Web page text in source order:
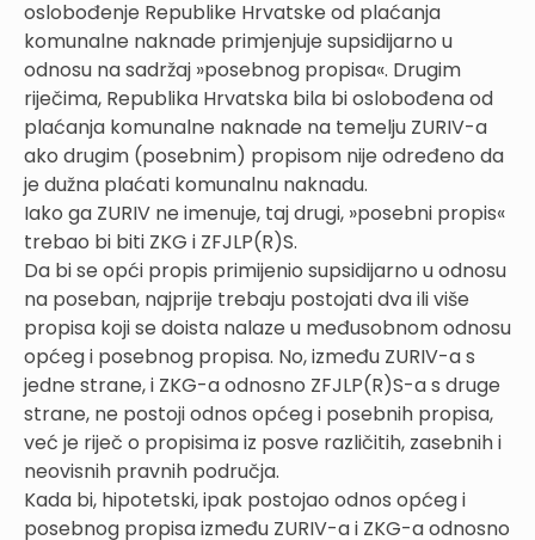
oslobođenje Republike Hrvatske od plaćanja
komunalne naknade primjenjuje supsidijarno u
odnosu na sadržaj »posebnog propisa«. Drugim
riječima, Republika Hrvatska bila bi oslobođena od
plaćanja komunalne naknade na temelju ZURIV-a
ako drugim (posebnim) propisom nije određeno da
je dužna plaćati komunalnu naknadu.
Iako ga ZURIV ne imenuje, taj drugi, »posebni propis«
trebao bi biti ZKG i ZFJLP(R)S.
Da bi se opći propis primijenio supsidijarno u odnosu
na poseban, najprije trebaju postojati dva ili više
propisa koji se doista nalaze u međusobnom odnosu
općeg i posebnog propisa. No, između ZURIV-a s
jedne strane, i ZKG-a odnosno ZFJLP(R)S-a s druge
strane, ne postoji odnos općeg i posebnih propisa,
već je riječ o propisima iz posve različitih, zasebnih i
neovisnih pravnih područja.
Kada bi, hipotetski, ipak postojao odnos općeg i
posebnog propisa između ZURIV-a i ZKG-a odnosno